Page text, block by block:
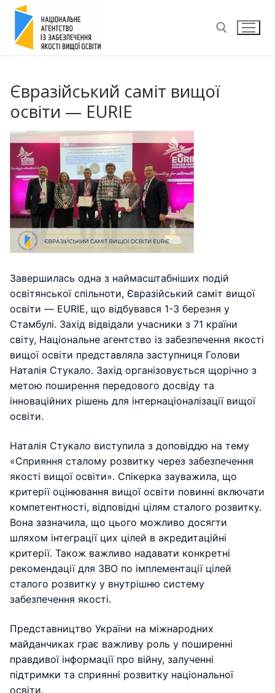
Перейти
вмісту
Євразійський саміт вищої
освіти — EURIE
Завершилась одна з наймасштабніших подій
освітянської спільноти, Євразійський саміт вищої
освіти — EURIE, що відбувався 1-3 березня у
Стамбулі. Захід відвідали учасники з 71 країни
світу, Національне агентство із забезпечення якості
вищої освіти представляла заступниця Голови
Наталія Стукало. Захід організовується щорічно з
метою поширення передового досвіду та
інноваційних рішень для інтернаціоналізації вищої
освіти.
Наталія Стукало виступила з доповіддю на тему
«Сприяння сталому розвитку через забезпечення
якості вищої освіти». Спікерка зауважила, що
критерії оцінювання вищої освіти повинні включати
компетентності, відповідні цілям сталого розвитку.
Вона зазначила, що цього можливо досягти
шляхом інтеграції цих цілей в акредитаційні
критерії. Також важливо надавати конкретні
рекомендації для ЗВО по імплементації цілей
сталого розвитку у внутрішню систему
забезпечення якості.
Представництво України на міжнародних
майданчиках грає важливу роль у поширенні
правдивої інформації про війну, залученні
підтримки та сприянні розвитку національної
освіти.